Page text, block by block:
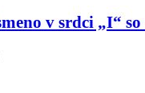
v srdci „I“